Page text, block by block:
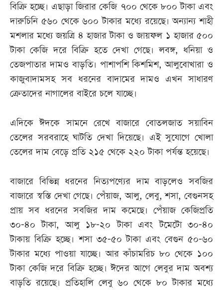
বিক্রি হচ্ছে। এছাড়া জিরার কেজি ৭০০ থেকে ৮০০ টাকা এবং
দারুচিনি ৫৬০ থেকে ৬০০ টাকার মধ্যে রয়েছে। অন্যান্য শাহী
মশলার মধ্যে জয়ত্রি ৪ হাজার টাকা ও জায়ফল ১ হাজার ৫০০
টাকা কেজি দরে বিক্রি হতে দেখা গেছে। লবঙ্গ, ধনিয়া ও
তেজপাতার দামও বাড়তি। পাশাপশি কিশমিশ, আলুবোখারা ও
কাজুবাদামসহ সব ধরনের বাদামের দামও এখন সাধারণ
ক্রেতাদের নাগালের বাইরে চলে যাচ্ছে।
এদিকে ঈদকে সামনে রেখে বাজারে বোতলজাত সয়াবিন
তেলের সরবরাহে ঘাটতি দেখা দিয়েছে। এই সুযোগে খোলা
তেলের দাম বেড়ে প্রতি ২১৫ থেকে ২২০ টাকা পর্যন্ত হয়েছে।
বাজারে বিভিন্ন ধরনের নিত্যপণ্যের দাম বাড়লেও সবজির
বাজারে স্বস্তি দেখা গেছে। পেঁয়াজ, আলু, লেবু, শসা, বেগুনসহ
প্রায় সব ধরনের সবজির দাম কমেছে। পেঁয়াজ কেজিপ্রতি
৩০-৪০ টাকা, আলু ১৮-২০ টাকা এবং টমেটো ৩০-৪০
টাকায় বিক্রি হচ্ছে। শসা ৩৫-৫০ টাকা এবং বেগুন ৫০-৬০
টাকার মধ্যে পাওয়া যাচ্ছে। আর কাঁচামরিচ ৮০ থেকে ১০০
টাকা কেজি দরে বিক্রি হচ্ছে। ঈদের আগে লেবুর দাম অবশ্য
বাড়তি রয়েছে। প্রতিহালি লেবু ৬০ থেকে ৮০ টাকার মধ্যে